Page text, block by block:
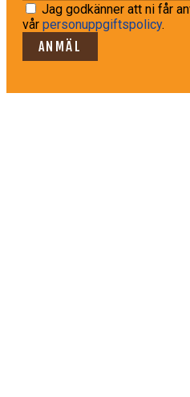
Jag godkänner att ni får
vår personuppgiftspolicy.
ANMÄL